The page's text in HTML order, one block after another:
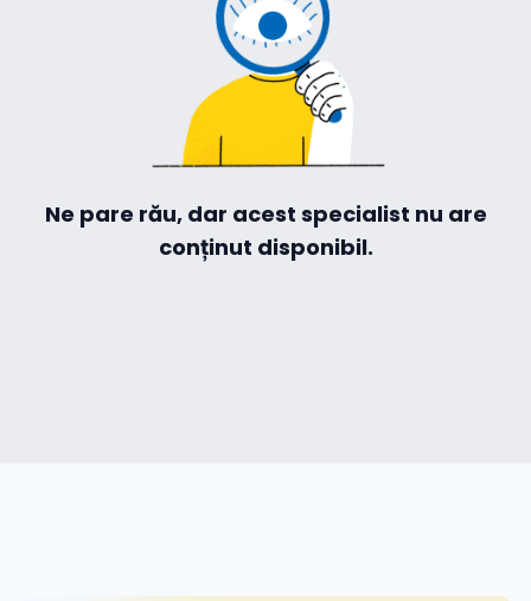
Ne pare rău, dar acest specialist nu are
conținut disponibil.